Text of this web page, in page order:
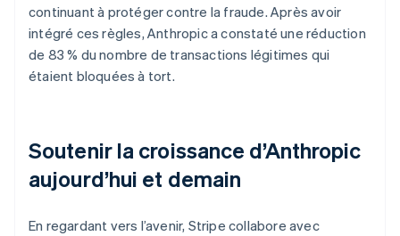
continuant à protéger contre la fraude. Après avoir
intégré ces règles, Anthropic a constaté une réduction
de 83 % du nombre de transactions légitimes qui
étaient bloquées à tort.
Soutenir la croissance d’Anthropic
aujourd’hui et demain
En regardant vers l’avenir, Stripe collabore avec